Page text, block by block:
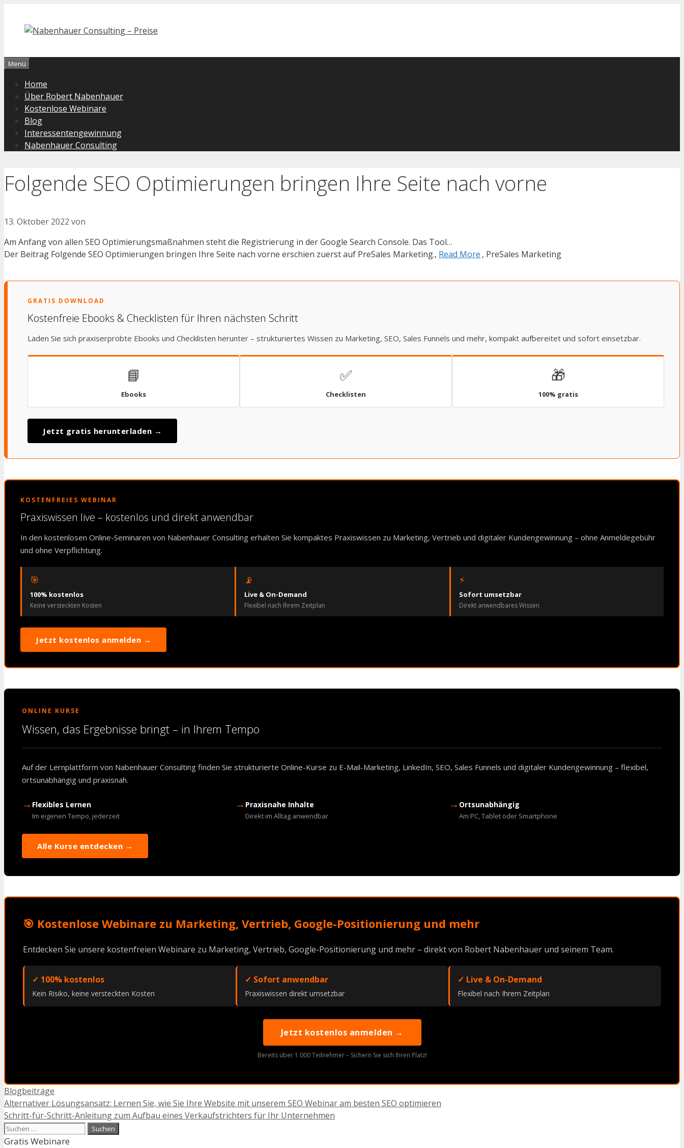
Inhalt
springen
Menü
Home
Über Robert Nabenhauer
Kostenlose Webinare
Blog
Interessentengewinnung
Nabenhauer Consulting
Folgende SEO Optimierungen bringen Ihre Seite nach vorne
13. Oktober 2022 von
Am Anfang von allen SEO Optimierungsmaßnahmen steht die Registrierung in der Google Search Console. Das Tool…
Der Beitrag Folgende SEO Optimierungen bringen Ihre Seite nach vorne erschien zuerst auf PreSales Marketing., Read More , PreSales Marketing
GRATIS DOWNLOAD
Kostenfreie Ebooks & Checklisten für Ihren nächsten Schritt
Laden Sie sich praxiserprobte Ebooks und Checklisten herunter – strukturiertes Wissen zu Marketing, SEO, Sales Funnels und mehr, kompakt aufbereitet und sofort einsetzbar.
📘
Ebooks
✅
Checklisten
🎁
100% gratis
Jetzt gratis herunterladen →
KOSTENFREIES WEBINAR
Praxiswissen live – kostenlos und direkt anwendbar
In den kostenlosen Online-Seminaren von Nabenhauer Consulting erhalten Sie kompaktes Praxiswissen zu Marketing, Vertrieb und digitaler Kundengewinnung – ohne Anmeldegebühr
und ohne Verpflichtung.
🎯
100% kostenlos
Keine versteckten Kosten
📡
Live & On-Demand
Flexibel nach Ihrem Zeitplan
⚡
Sofort umsetzbar
Direkt anwendbares Wissen
Jetzt kostenlos anmelden →
ONLINE KURSE
Wissen, das Ergebnisse bringt – in Ihrem Tempo
Auf der Lernplattform von Nabenhauer Consulting finden Sie strukturierte Online-Kurse zu E-Mail-Marketing, LinkedIn, SEO, Sales Funnels und digitaler Kundengewinnung – flexibel,
ortsunabhängig und praxisnah.
→ Flexibles Lernen
Im eigenen Tempo, jederzeit
→ Praxisnahe Inhalte
Direkt im Alltag anwendbar
→ Ortsunabhängig
Am PC, Tablet oder Smartphone
Alle Kurse entdecken →
🎯 Kostenlose Webinare zu Marketing, Vertrieb, Google-Positionierung und mehr
Entdecken Sie unsere kostenfreien Webinare zu Marketing, Vertrieb, Google-Positionierung und mehr – direkt von Robert Nabenhauer und seinem Team.
✓ 100% kostenlos
Kein Risiko, keine versteckten Kosten
✓ Sofort anwendbar
Praxiswissen direkt umsetzbar
✓ Live & On-Demand
Flexibel nach Ihrem Zeitplan
Jetzt kostenlos anmelden →
Bereits über 1.000 Teilnehmer – Sichern Sie sich Ihren Platz!
Kategorien
Blogbeiträge
Alternativer Lösungsansatz: Lernen Sie, wie Sie Ihre Website mit unserem SEO Webinar am besten SEO optimieren
Schritt-für-Schritt-Anleitung zum Aufbau eines Verkaufstrichters für Ihr Unternehmen
Suchen
nach:
Gratis Webinare